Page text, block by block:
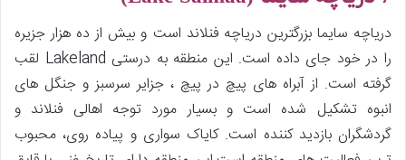
دریاچه سایما بزرگترین دریاچه فنلاند است و بیش از ده هزار جزیره
را در خود جای داده است. این منطقه به درستی Lakeland لقب
گرفته است. از آبراه های پیچ در پیچ ، جزایر سرسبز و جنگل های
انبوه تشکیل شده است و بسیار مورد توجه اهالی فنلاند و
گردشگران بازدید کننده است. کایاک سواری و پیاده روی، محبوب